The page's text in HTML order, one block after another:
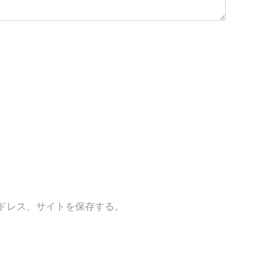
ス、サイトを保存する。